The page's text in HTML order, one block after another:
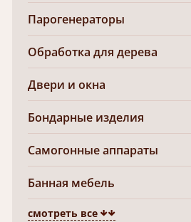
Парогенераторы
Обработка для дерева
Двери и окна
Бондарные изделия
Самогонные аппараты
Банная мебель
смотреть все